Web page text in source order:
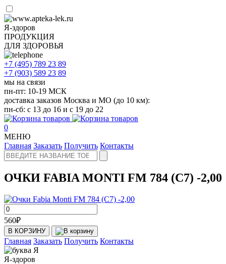
Я-здоров
ПРОДУКЦИЯ
ДЛЯ ЗДОРОВЬЯ
+7 (495) 789 23 89
+7 (903) 589 23 89
мы на связи
пн-пт: 10-19 МСК
доставка заказов Москва и МО (до 10 км):
пн-сб: с 13 до 16 и с 19 до 22
0
МЕНЮ
Главная Заказать Получить Контакты
ОЧКИ FABIA MONTI FM 784 (С7) -2,00
560₽
В КОРЗИНУ
Главная Заказать Получить Контакты
Я-здоров